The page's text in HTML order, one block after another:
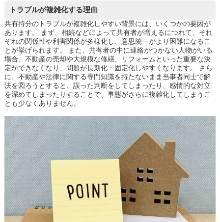
トラブルが複雑化する理由
共有持分のトラブルが複雑化しやすい背景には、いくつかの要因が
あります。 まず、相続などによって共有者が増えるにつれて、それ
ぞれの関係性や利害関係が多様化し、意思統一がより困難になるこ
とが挙げられます。 また、共有者の中に連絡がつかない人物がいる
場合、不動産の売却や大規模な修繕、リフォームといった重要な決
定ができなくなり、問題が長期化・固定化しやすくなります。 さら
に、不動産や法律に関する専門知識を持たないまま当事者同士で解
決を図ろうとすると、誤った判断をしてしまったり、感情的な対立
を深めてしまったりすることで、事態がさらに複雑化してしまうこ
とも少なくありません。